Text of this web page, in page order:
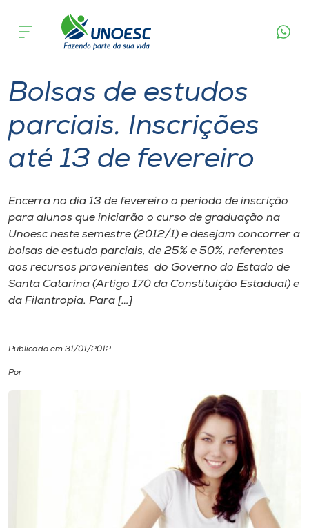
Cursos
Atendimento ao Estudante
Portal de Ensino
A
Internacionalização
acontece
Bolsas de estudos
parciais. Inscrições
até 13 de fevereiro
Encerra no dia 13 de fevereiro o período de inscrição
para alunos que iniciarão o curso de graduação na
Unoesc neste semestre (2012/1) e desejam concorrer a
bolsas de estudo parciais, de 25% e 50%, referentes
aos recursos provenientes do Governo do Estado de
Santa Catarina (Artigo 170 da Constituição Estadual) e
da Filantropia. Para […]
Publicado em 31/01/2012
Por